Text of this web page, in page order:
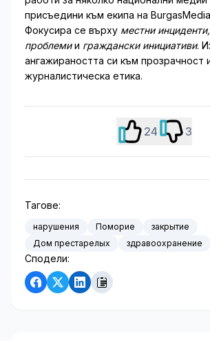
присъедини към екипа на
Фокусира се върху местни
проблемии граждански инициативи.
ангажираността си към прозрачност
журналистическа етика.
24 3
Тагове:
нарушения Поморие
закрытие
Дом престарелых
здравоохранение
Сподели: